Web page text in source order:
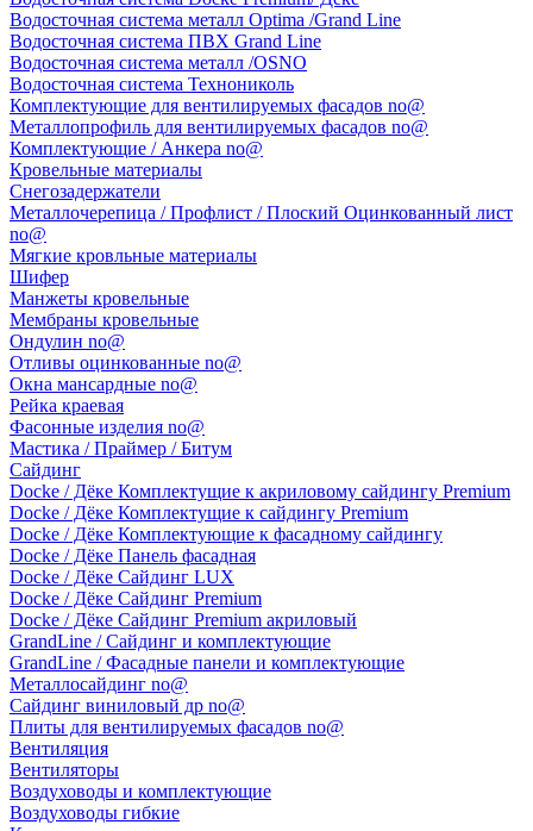
Водосточная система металл Optima /Grand Line
Водосточная система ПВХ Grand Line
Водосточная система металл /OSNO
Водосточная система Технониколь
Комплектующие для вентилируемых фасадов no@
Металлопрофиль для вентилируемых фасадов no@
Комплектующие / Анкера no@
Кровельные материалы
Снегозадержатели
Металлочерепица / Профлист / Плоский Оцинкованный лист
no@
Мягкие кровльные материалы
Шифер
Манжеты кровельные
Мембраны кровельные
Ондулин no@
Отливы оцинкованные no@
Окна мансардные no@
Рейка краевая
Фасонные изделия no@
Мастика / Праймер / Битум
Сайдинг
Docke / Дёке Комплектущие к акриловому сайдингу Premium
Docke / Дёке Комплектущие к сайдингу Premium
Docke / Дёке Комплектующие к фасадному сайдингу
Docke / Дёке Панель фасадная
Docke / Дёке Сайдинг LUX
Docke / Дёке Сайдинг Premium
Docke / Дёке Сайдинг Premium акриловый
GrandLine / Сайдинг и комплектующие
GrandLine / Фасадные панели и комплектующие
Металлосайдинг no@
Сайдинг виниловый др no@
Плиты для вентилируемых фасадов no@
Вентиляция
Вентиляторы
Воздуховоды и комплектующие
Воздуховоды гибкие